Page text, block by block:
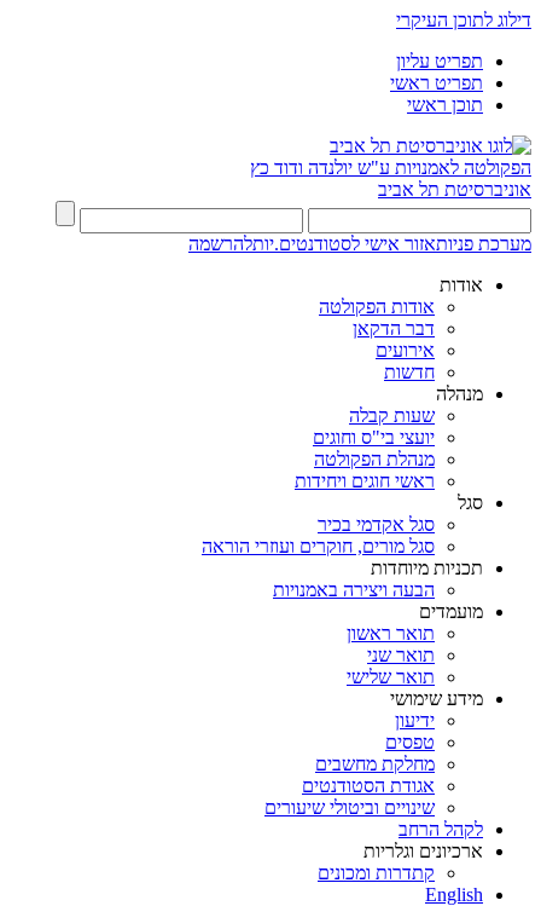
דילוג לתוכן העיקרי
תפריט עליון
תפריט ראשי
תוכן ראשי
הפקולטה לאמנויות ע"ש יולנדה ודוד כץ
אוניברסיטת תל אביב
מערכת פניותאזור אישי לסטודנטים.יותלהרשמה
אודות
אודות הפקולטה
דבר הדקאן
אירועים
חדשות
מנהלה
שעות קבלה
יועצי בי"ס וחוגים
מנהלת הפקולטה
ראשי חוגים ויחידות
סגל
סגל אקדמי בכיר
סגל מורים, חוקרים ועוזרי הוראה
תכניות מיוחדות
הבעה ויצירה באמנויות
מועמדים
תואר ראשון
תואר שני
תואר שלישי
מידע שימושי
ידיעון
טפסים
מחלקת מחשבים
אגודת הסטודנטים
שינויים וביטולי שיעורים
לקהל הרחב
ארכיונים וגלריות
קתדרות ומכונים
English